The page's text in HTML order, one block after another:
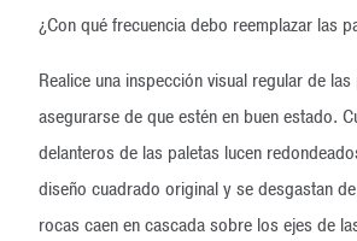
¿Con qué frecuencia debo reemplazar las
Realice una inspección visual regular de
asegurarse de que estén en buen estado.
delanteros de las paletas lucen
diseño cuadrado original y se desgastan
rocas caen en cascada sobre los ejes de